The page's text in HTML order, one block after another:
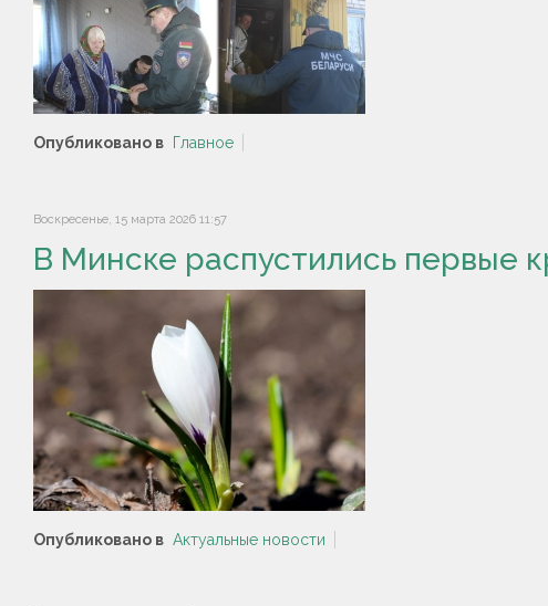
Опубликовано в Главное
Воскресенье, 15 марта 2026 11:57
В Минске распустились первые
Опубликовано в Актуальные новости